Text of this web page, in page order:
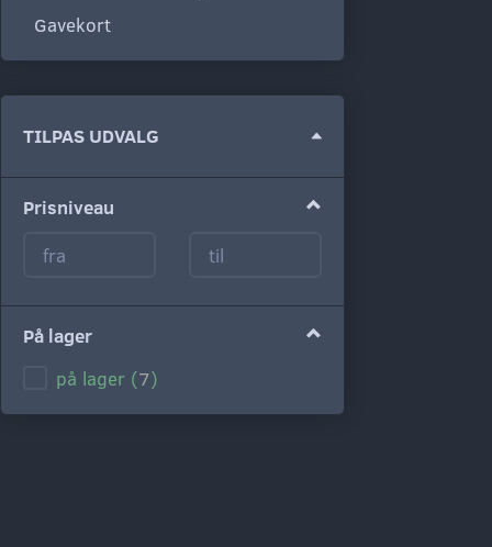
Gavekort
TILPAS UDVALG
Prisniveau
På lager
på lager (7)